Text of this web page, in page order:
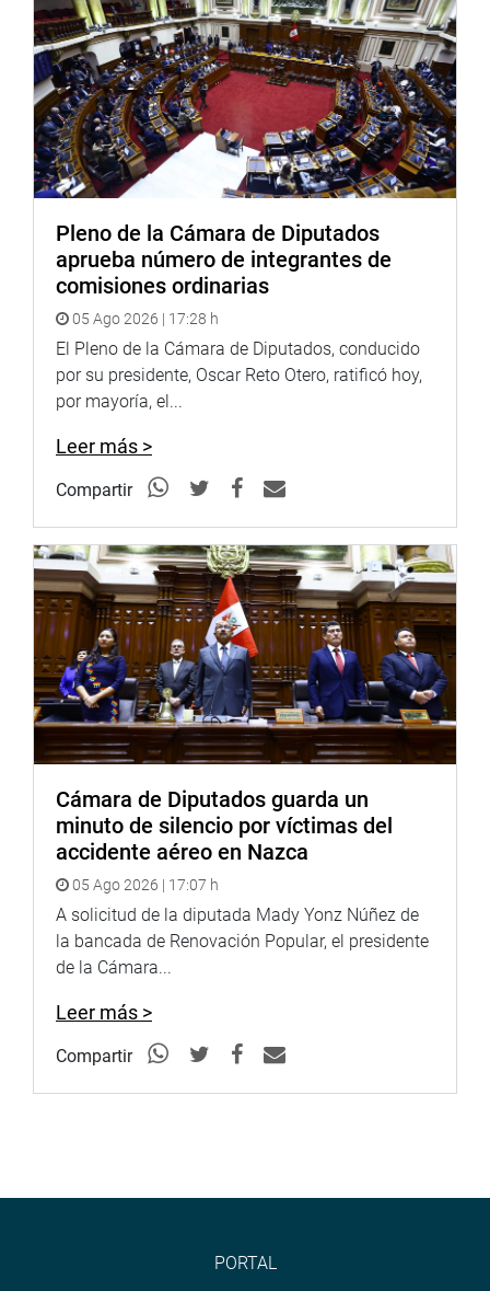
consecuencias. Hay que investigar a fondo el tema”, sostuvo.
(Jarvi)
PRENSA – CONGRESO
Pleno de la Cámara de Diputados
aprueba número de integrantes de
comisiones ordinarias
05 Ago 2026 | 17:28 h
El Pleno de la Cámara de Diputados, conducido
por su presidente, Oscar Reto Otero, ratificó hoy,
por mayoría, el...
Leer más >
Compartir
Cámara de Diputados guarda un
minuto de silencio por víctimas del
accidente aéreo en Nazca
05 Ago 2026 | 17:07 h
A solicitud de la diputada Mady Yonz Núñez de
la bancada de Renovación Popular, el presidente
de la Cámara...
Leer más >
Compartir
PORTAL